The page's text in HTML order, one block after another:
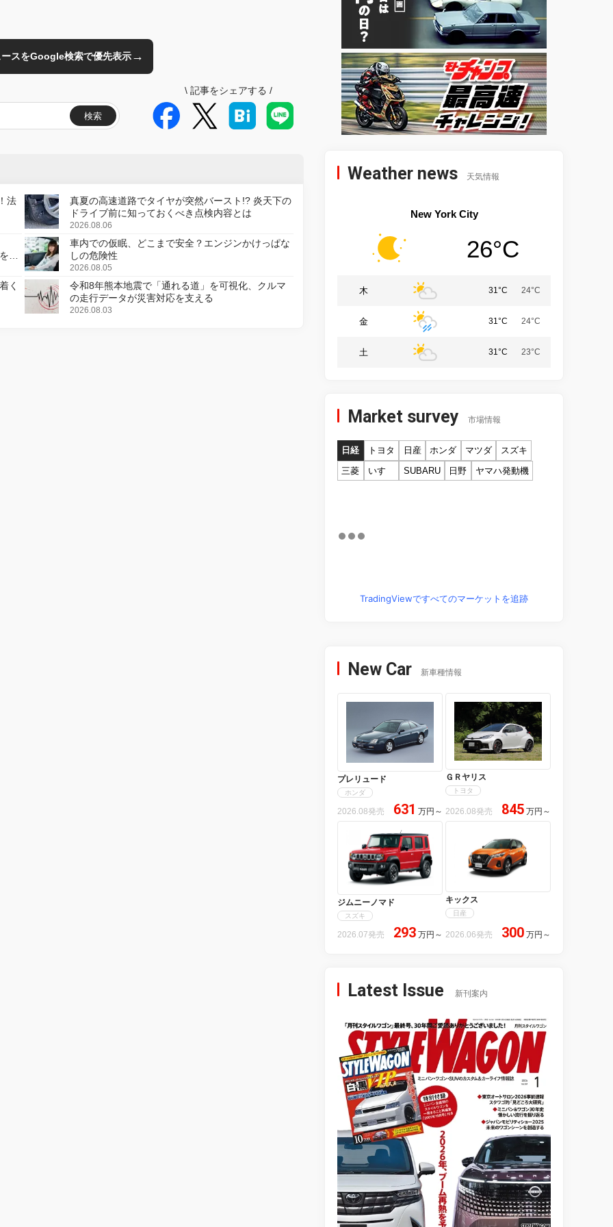
スをGoogle検索で優先表示→
検索
\ 記事をシェアする /
法
真夏の高速道路でタイヤが突然バースト!? 炎天下の
ドライブ前に知っておくべき点検内容とは
2026.08.06
変
車内での仮眠、どこまで安全？エンジンかけっぱな
しの危険性
2026.08.05
く
令和8年熊本地震で「通れる道」を可視化、クルマ
の走行データが災害対応を支える
2026.08.03
Weather news 天気情報
New York City
26°C
木 31°C 24°C
金 31°C 24°C
土 31°C 23°C
Market survey 市場情報
日経 トヨタ 日産 ホンダ マツダ
スズキ
三菱
いすゞ SUBARU 日野 ヤマハ発動機
TradingViewですべてのマーケットを追跡
New Car 新車種情報
プレリュード
ホンダ
2026.08発売 631 万円 ～
ＧＲヤリス
トヨタ
2026.08発売 845 万円 ～
ジムニーノマド
スズキ
2026.07発売 293 万円 ～
キックス
日産
2026.06発売 300 万円 ～
Latest Issue 新刊案内